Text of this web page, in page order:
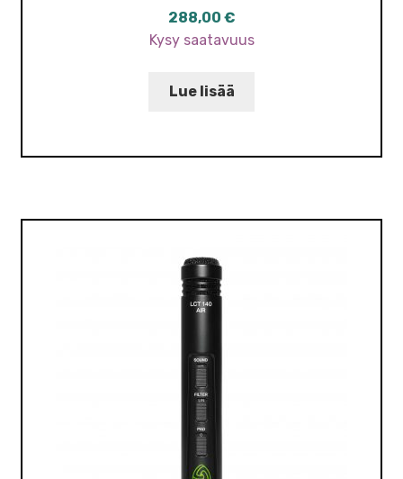
288,00 €
Kysy saatavuus
Lue lisää